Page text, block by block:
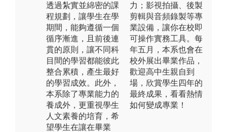
透過紮實並綿密的課
程規劃，讓學生在學
期間，能夠遵循一個
循序漸進，且前後連
貫的原則，讓不同科
目間的學習都能彼此
整合累積，產生最好
的學習成效。此外，
本系除了專業能力的
養成外，更重視學生
人文素養的培育，希
望學生在讓在畢業
力；影視拍攝、後製
剪輯與音頻錄製等專
業設備，讓你在校即
可操作實務工具。每
年五月，本系也會在
校外展出畢業作品，
歡迎高中生親自到
場，欣賞學生四年的
最終成果，看看熱情
如何變成專業！